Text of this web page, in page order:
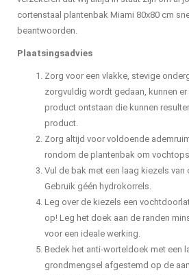
cortenstaal plantenbak Miami 80x80 cm
beantwoorden.
Plaatsingsadvies
Zorg voor een vlakke, stevige
zorgvuldig wordt gedaan, kunnen
product ontstaan die kunnen
product.
Zorg altijd voor voldoende
rondom de plantenbak om
Vul de bak met een laag kiezels van
Gebruik géén hydrokorrels.
Leg over de kiezels een
op! Leg het doek aan de randen
voor een ideale werking.
Bedek het anti-worteldoek met een
grondmengsel afgestemd op de